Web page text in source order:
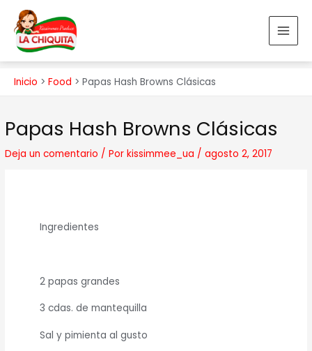
contenido
Inicio Food Papas Hash Browns Clásicas
Papas Hash Browns Clásicas
Deja un comentario / Porkissimmee_ua /agosto 2, 2017
Ingredientes
2 papas grandes
3 cdas. de mantequilla
Sal y pimienta al gusto
de
entradas